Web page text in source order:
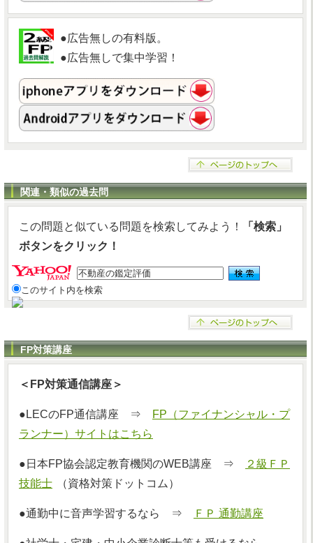
●広告無しの有料版。
●広告無しで集中学習！
関連・類似の過去問
この問題と似ている問題を検索してみよう！
「検索」
ボタンをクリック！
このサイト内を検索
FP対策講座
＜FP対策通信講座＞
●LECのFP通信講座 ⇒
FP（ファイナンシャル・プ
ランナー）サイトはこちら
●日本FP協会認定教育機関のWEB講座 ⇒
２級ＦＰ
技能士
（資格対策ドットコム）
●通勤中に音声学習するなら ⇒ ＦＰ 通勤講座